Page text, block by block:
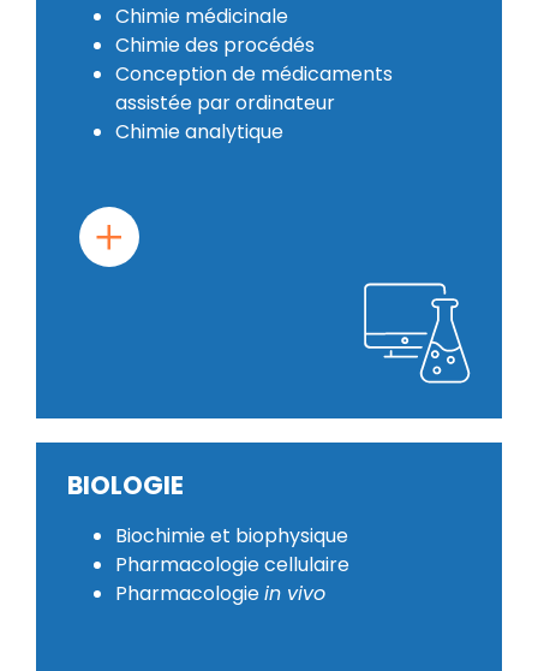
Chimie médicinale
Chimie des procédés
Conception de médicaments
assistée par ordinateur
Chimie analytique
BIOLOGIE
Biochimie et biophysique
Pharmacologie cellulaire
Pharmacologiein vivo